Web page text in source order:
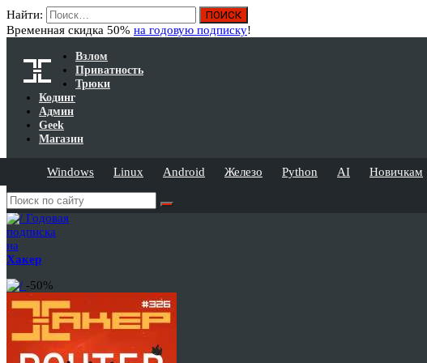
Найти:
Временная скидка 50% на годовую подписку!
Взлом
Приватность
Трюки
Кодинг
Админ
Geek
Магазин
Windows Linux Android Железо Python AI Новичкам
Годовая
подписка
на
Хакер
-50%